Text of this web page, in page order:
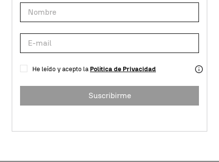
He leído y acepto la Política de Privacidad
Suscribirme